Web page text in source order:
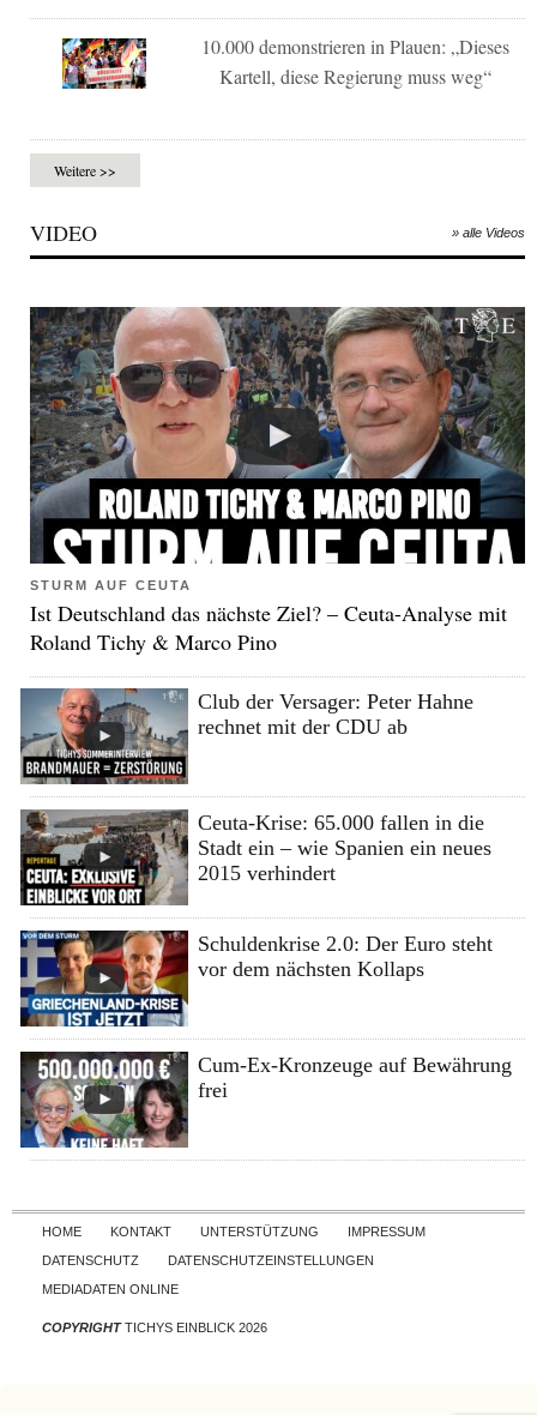
10.000 demonstrieren in Plauen: „Dieses
Kartell, diese Regierung muss weg“
Weitere >>
VIDEO » alle Videos
STURM AUF CEUTA
Ist Deutschland das nächste Ziel? – Ceuta-Analyse mit
Roland Tichy & Marco Pino
Club der Versager: Peter Hahne
rechnet mit der CDU ab
Ceuta-Krise: 65.000 fallen in die
Stadt ein – wie Spanien ein neues
2015 verhindert
Schuldenkrise 2.0: Der Euro steht
vor dem nächsten Kollaps
Cum-Ex-Kronzeuge auf Bewährung
frei
Skip to content
HOME KONTAKT UNTERSTÜTZUNG
IMPRESSUM
DATENSCHUTZ
DATENSCHUTZEINSTELLUNGEN
MEDIADATEN ONLINE
COPYRIGHTTICHYS EINBLICK 2026